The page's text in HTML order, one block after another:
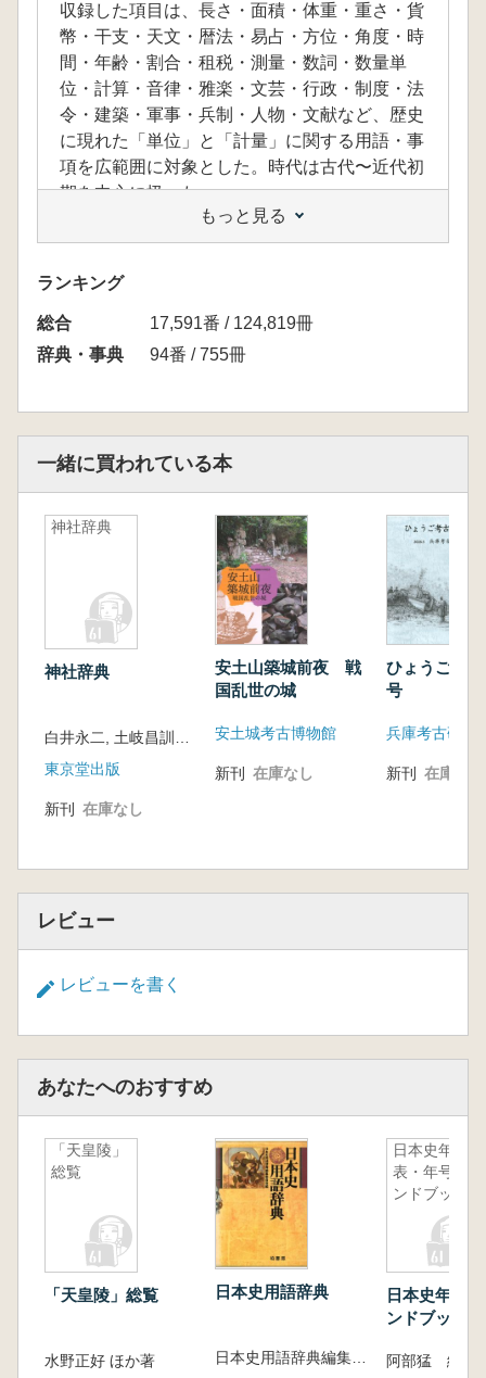
収録した項目は、長さ・面積・体重・重さ・貨
幣・干支・天文・暦法・易占・方位・角度・時
間・年齢・割合・租税・測量・数詞・数量単
位・計算・音律・雅楽・文芸・行政・制度・法
令・建築・軍事・兵制・人物・文献など、歴史
に現れた「単位」と「計量」に関する用語・事
項を広範囲に対象とした。時代は古代〜近代初
期を中心に扱った。
もっと見る
ランキング
総合
17,591番 / 124,819冊
辞典・事典
94番 / 755冊
一緒に買われている本
神社辞典
神社辞典
東京堂出版
新刊 在庫なし
安土山築城前夜 戦
国乱世の城
安土城考古博物館
新刊 在庫なし
ひょうご考
号
兵庫考古研究
新刊 在庫なし
レビュー
レビューを書く
あなたへのおすすめ
「天皇陵」
総覧
「天皇陵」総覧
水野正好 ほか著
日本史用語辞典
日本史年
表・年号ハ
ンドブック
日本史年表
ンドブック
阿部猛 編